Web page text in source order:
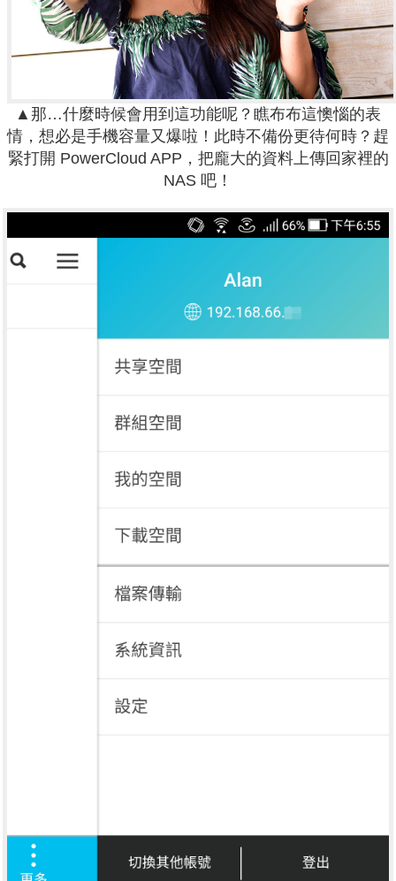
▲那…什麼時候會用到這功能呢？瞧布布這懊惱的表
情，想必是手機容量又爆啦！此時不備份更待何時？趕
緊打開 PowerCloud APP，把龐大的資料上傳回家裡的
NAS 吧！